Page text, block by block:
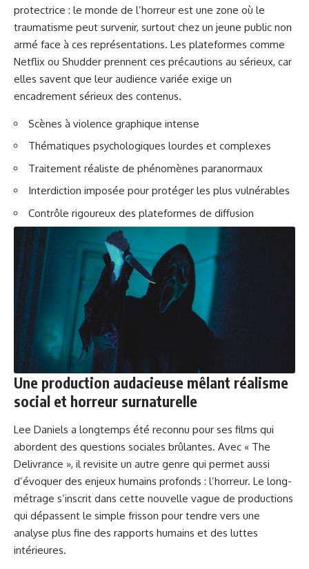
protectrice : le monde de l’horreur est une zone où le
traumatisme peut survenir, surtout chez un jeune public non
armé face à ces représentations. Les plateformes comme
Netflix ou Shudder prennent ces précautions au sérieux, car
elles savent que leur audience variée exige un
encadrement sérieux des contenus.
Scènes à violence graphique intense
Thématiques psychologiques lourdes et complexes
Traitement réaliste de phénomènes paranormaux
Interdiction imposée pour protéger les plus vulnérables
Contrôle rigoureux des plateformes de diffusion
Une production audacieuse mêlant réalisme
social et horreur surnaturelle
Lee Daniels a longtemps été reconnu pour ses films qui
abordent des questions sociales brûlantes. Avec « The
Delivrance », il revisite un autre genre qui permet aussi
d’évoquer des enjeux humains profonds : l’horreur. Le long-
métrage s’inscrit dans cette nouvelle vague de productions
qui dépassent le simple frisson pour tendre vers une
analyse plus fine des rapports humains et des luttes
intérieures.